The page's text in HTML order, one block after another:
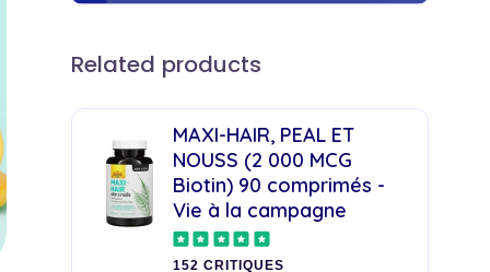
Related products
MAXI-HAIR, PEAL ET
NOUSS (2 000 MCG
Biotin) 90 comprimés -
Vie à la campagne
152 CRITIQUES